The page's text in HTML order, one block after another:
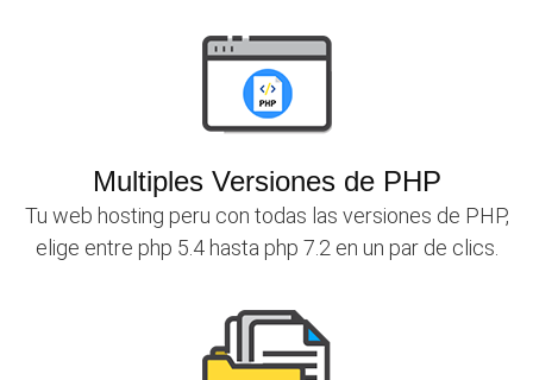
Multiples Versiones de PHP
Tu web hosting peru con todas las versiones de PHP,
elige entre php 5.4 hasta php 7.2 en un par de clics.